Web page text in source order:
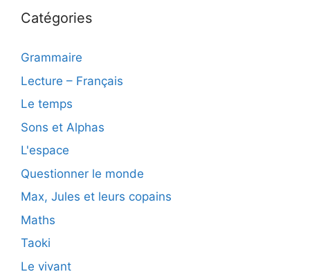
Catégories
Grammaire
Lecture – Français
Le temps
Sons et Alphas
L'espace
Questionner le monde
Max, Jules et leurs copains
Maths
Taoki
Le vivant